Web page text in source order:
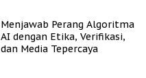
Menjawab Perang Algoritma
AI dengan Etika, Verifikasi,
dan Media Tepercaya